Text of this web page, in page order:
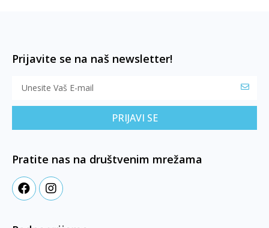
Prijavite se na naš newsletter!
PRIJAVI SE
Pratite nas na društvenim mrežama